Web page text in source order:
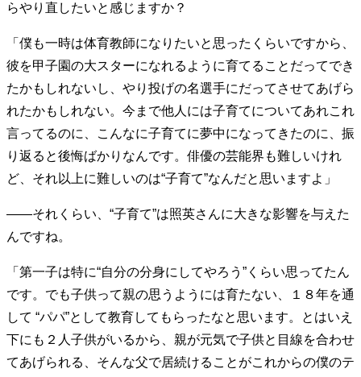
らやり直したいと感じますか？
「僕も一時は体育教師になりたいと思ったくらいですから、
彼を甲子園の大スターになれるように育てることだってでき
たかもしれないし、やり投げの名選手にだってさせてあげら
れたかもしれない。今まで他人には子育てについてあれこれ
言ってるのに、こんなに子育てに夢中になってきたのに、振
り返ると後悔ばかりなんです。俳優の芸能界も難しいけれ
ど、それ以上に難しいのは“子育て”なんだと思いますよ」
――それくらい、“子育て”は照英さんに大きな影響を与えた
んですね。
「第一子は特に“自分の分身にしてやろう”くらい思ってたん
です。でも子供って親の思うようには育たない、１８年を通
して “パパ”として教育してもらったなと思います。とはいえ
下にも２人子供がいるから、親が元気で子供と目線を合わせ
てあげられる、そんな父で居続けることがこれからの僕のテ